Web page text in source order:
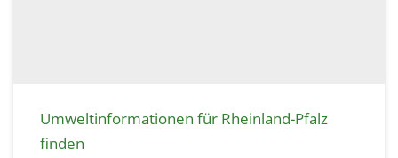
Umweltinformationen für Rheinland-Pfalz
finden